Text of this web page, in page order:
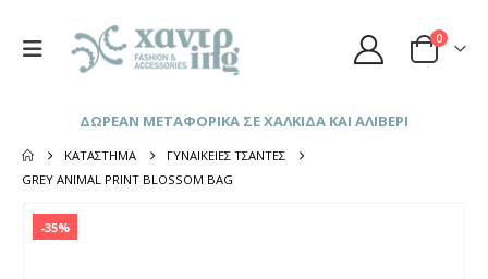
0
ΔΩΡΕΑΝ ΜΕΤΑΦΟΡΙΚΑ ΣΕ ΧΑΛΚΙΔΑ ΚΑΙ ΑΛΙΒΕΡΙ
ΚΑΤΆΣΤΗΜΑ
ΓΥΝΑΙΚΕΊΕΣ ΤΣΆΝΤΕΣ
GREY ANIMAL PRINT BLOSSOM BAG
-35%